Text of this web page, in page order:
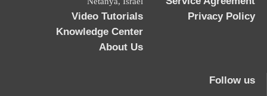
Privacy Policy
Video Tutorials
Knowledge Center
About Us
Follow us